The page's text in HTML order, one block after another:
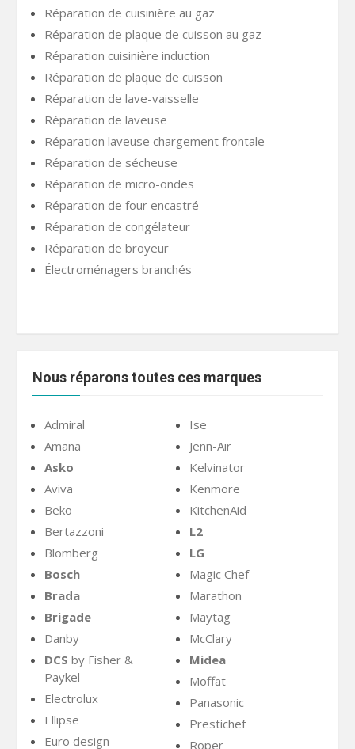
Nous réparons toutes ces marques
Admiral
Amana
Asko
Aviva
Beko
Bertazzoni
Blomberg
Bosch
Brada
Brigade
Danby
DCS by Fisher &
Paykel
Electrolux
Ellipse
Euro design
Ise
Jenn-Air
Kelvinator
Kenmore
KitchenAid
L2
LG
Magic Chef
Marathon
Maytag
McClary
Midea
Moffat
Panasonic
Prestichef
Roper
Réparation de cuisinière au gaz
Réparation de plaque de cuisson au gaz
Réparation cuisinière induction
Réparation de plaque de cuisson
Réparation de lave-vaisselle
Réparation de laveuse
Réparation laveuse chargement frontale
Réparation de sécheuse
Réparation de micro-ondes
Réparation de four encastré
Réparation de congélateur
Réparation de broyeur
Électroménagers branchés